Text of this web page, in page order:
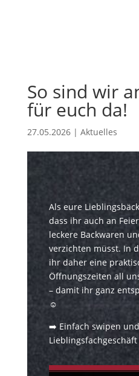
So sind wir
für euch da!
27.05.2026| Aktuelles
Als eure
dass ihr auch an
leckere Backwaren
verzichten müsst. In
ihr daher eine
Öffnungszeiten all
– damit ihr ganz
☺️
➡️ Einfach swipen